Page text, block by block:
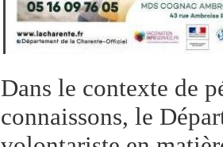
Dans le contexte de
connaissons, le